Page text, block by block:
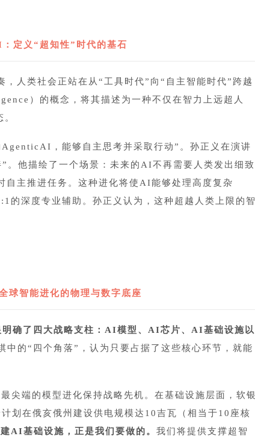
定义“超知性”时代的基石
人类社会正站在从“工具时代”向“自主智能时代”跨越
）的概念，将其描述为一种不仅在智力上远超人
，能够自主思考并采取行动”。孙正义在演讲
。他描绘了一个场景：未来的AI不再需要人类发出细致
自主推进任务。这种进化将使AI能够处理高度复杂
的深度专业辅助。孙正义认为，这种超越人类上限的智
球智能进化的物理与数字底座
明确了四大战略支柱：AI模型、AI芯片、AI基础设施以
中的“四个角落”，认为只要占据了这些核心环节，就能
尖端的模型进化保持战略先机。在基础设施层面，软银
划在俄亥俄州建设供电规模达10吉瓦（相当于10座核
AI基础设施，正是我们要做的。 我们将提供支撑超智